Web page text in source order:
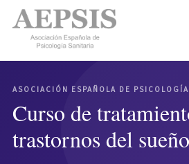
ASOCIACIÓN ESPAÑOLA DE
Curso de
trastornos del sueño